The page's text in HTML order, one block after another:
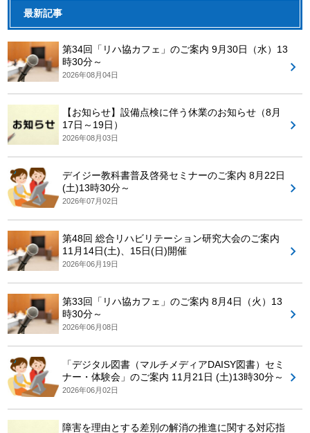
最新記事
第34回「リハ協カフェ」のご案内 9月30日（水）13
時30分～
2026年08月04日
【お知らせ】設備点検に伴う休業のお知らせ（8月
17日～19日）
2026年08月03日
デイジー教科書普及啓発セミナーのご案内 8月22日
(土)13時30分～
2026年07月02日
第48回 総合リハビリテーション研究大会のご案内
11月14日(土)、15日(日)開催
2026年06月19日
第33回「リハ協カフェ」のご案内 8月4日（火）13
時30分～
2026年06月08日
「デジタル図書（マルチメディアDAISY図書）セミ
ナー・体験会」のご案内 11月21日 (土)13時30分～
2026年06月02日
障害を理由とする差別の解消の推進に関する対応指